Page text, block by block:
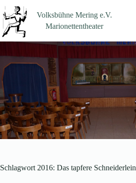
Inhalt
springen
Volksbühne Mering e.V.
Marionettentheater
Schlagwort 2016: Das tapfere Schneiderlein